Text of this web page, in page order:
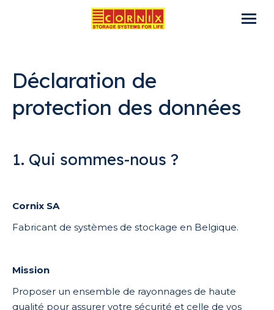
Déclaration de
protection des données
1. Qui sommes-nous ?
Cornix SA
Fabricant de systèmes de stockage en Belgique.
Mission
Proposer un ensemble de rayonnages de haute
qualité pour assurer votre sécurité et celle de vos